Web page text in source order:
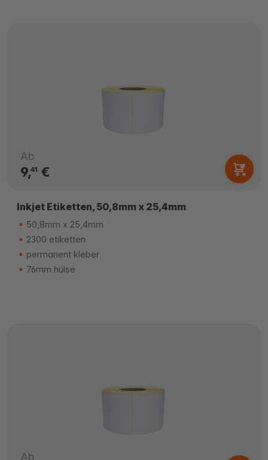
Ab
9,41 €
Inkjet Etiketten, 50,8mm x 25,4mm
50,8mm x 25,4mm
2300 etiketten
permanent kleber
76mm hülse
Ab